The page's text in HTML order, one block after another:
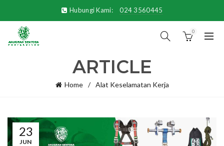
Hubungi Kami: 024 3560445
0
ARTICLE
Home Alat Keselamatan Kerja
23
JUN